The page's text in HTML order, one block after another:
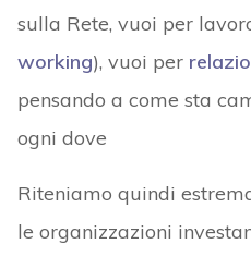
sulla Rete, vuoi per
working), vuoi per
pensando a come sta
ogni dove
Riteniamo quindi
le organizzazioni